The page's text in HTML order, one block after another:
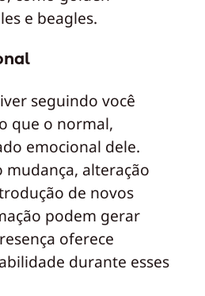
e beagles.
seguindo você
que o normal,
emocional dele.
mudança, alteração
de novos
podem gerar
oferece
durante esses